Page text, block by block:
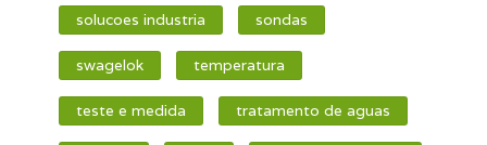
solucoes industria sondas
swagelok temperatura
teste e medida tratamento de aguas